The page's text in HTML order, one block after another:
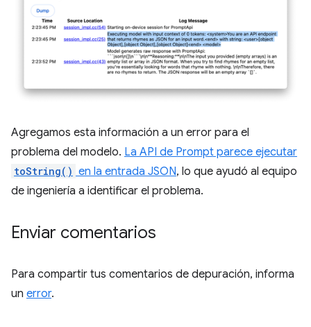
Agregamos esta información a un error para el
problema del modelo. La API de Prompt parece ejecutar
toString() en la entrada JSON, lo que ayudó al equipo
de ingeniería a identificar el problema.
Enviar comentarios
Para compartir tus comentarios de depuración, informa
un error.